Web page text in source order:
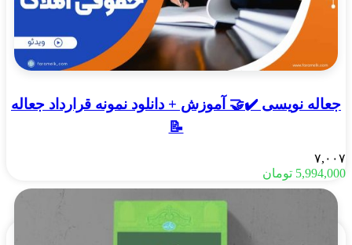
جعاله نویسی ✔️🤝 آموزش + دانلود نمونه قرارداد جعاله
📝
۷,۰۰۷
5,994,000 تومان